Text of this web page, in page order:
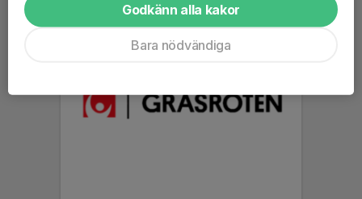
Godkänn alla kakor
Bara nödvändiga